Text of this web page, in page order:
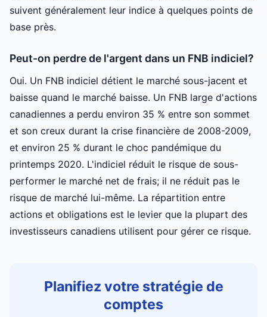
suivent généralement leur indice à quelques points de
base près.
Peut-on perdre de l'argent dans un FNB indiciel?
Oui. Un FNB indiciel détient le marché sous-jacent et
baisse quand le marché baisse. Un FNB large d'actions
canadiennes a perdu environ 35 % entre son sommet
et son creux durant la crise financière de 2008-2009,
et environ 25 % durant le choc pandémique du
printemps 2020. L'indiciel réduit le risque de sous-
performer le marché net de frais; il ne réduit pas le
risque de marché lui-même. La répartition entre
actions et obligations est le levier que la plupart des
investisseurs canadiens utilisent pour gérer ce risque.
Planifiez votre stratégie de
comptes